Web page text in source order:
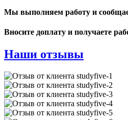
Мы выполняем работу и
Вносите доплату и получаете
Наши отзывы